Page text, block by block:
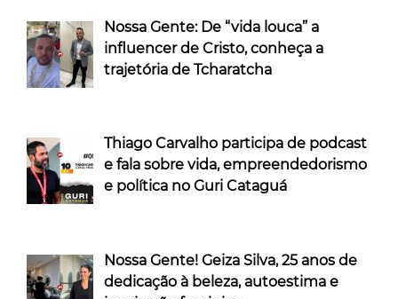
Nossa Gente: De “vida louca” a
influencer de Cristo, conheça a
trajetória de Tcharatcha
Thiago Carvalho participa de podcast
e fala sobre vida, empreendedorismo
e política no Guri Cataguá
Nossa Gente! Geiza Silva, 25 anos de
dedicação à beleza, autoestima e